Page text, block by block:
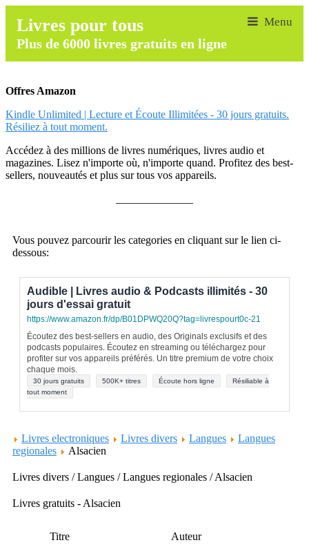
Livres pour tous
Plus de 6000 livres gratuits en ligne
Offres Amazon
Kindle Unlimited | Lecture et Écoute Illimitées - 30 jours gratuits.
Résiliez à tout moment.
Accédez à des millions de livres numériques, livres audio et
magazines. Lisez n'importe où, n'importe quand. Profitez des best-
sellers, nouveautés et plus sur tous vos appareils.
Vous pouvez parcourir les categories en cliquant sur le lien ci-
dessous:
Audible | Livres audio & Podcasts illimités - 30
jours d'essai gratuit
https://www.amazon.fr/dp/B01DPWQ20Q?tag=livrespourt0c-21
Écoutez des best-sellers en audio, des Originals exclusifs et des
podcasts populaires. Écoutez en streaming ou téléchargez pour
profiter sur vos appareils préférés. Un titre premium de votre choix
chaque mois.
30 jours gratuits 500K+ titres Écoute hors ligne
Résiliable à
tout moment
Livres electroniques Livres divers Langues
Langues
regionales
Alsacien
Livres divers / Langues / Langues regionales / Alsacien
Livres gratuits - Alsacien
Titre Auteur